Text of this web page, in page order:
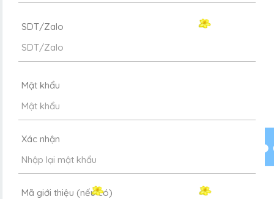
SDT/Zalo
Mật khẩu
Xác nhận
Mã giới thiệu (nếu có)